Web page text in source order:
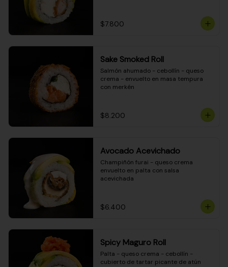
$7.800
Sake Smoked Roll
Salmón ahumado - cebollín - queso
crema - envuelto en masa tempura
con merkén
$8.200
Avocado Acevichado
Champiñón furai - queso crema
envuelto en palta con salsa
acevichada
$6.400
Spicy Maguro Roll
Palta - queso crema - cebollín -
cubierto de tartar picante de atún